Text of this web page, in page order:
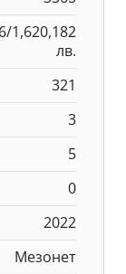
1,620,182
лв.
321
3
5
0
2022
Мезонет